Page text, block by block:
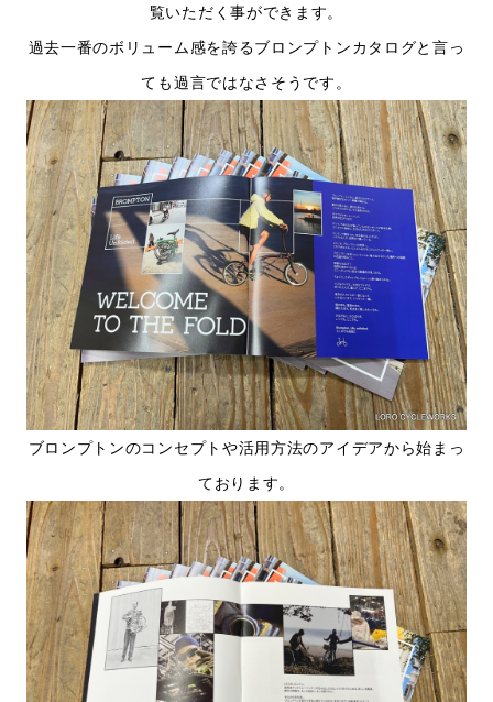
覧いただく事ができます。
過去一番のボリューム感を誇るブロンプトンカタログと言っ
ても過言ではなさそうです。
ブロンプトンのコンセプトや活用方法のアイデアから始まっ
ております。